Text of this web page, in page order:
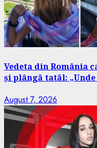
Vedeta din România
și plângă tatăl:
August 7, 2026